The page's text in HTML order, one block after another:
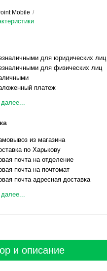
Mobile
для юридических лиц
для физических лиц
платеж
далее...
из магазина
по Харькову
почта на отделение
почта на почтомат
почта адресная доставка
далее...
и описание